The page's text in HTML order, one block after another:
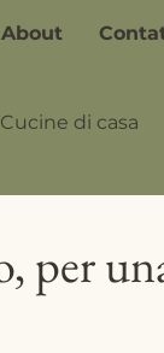
About
Cucine di casa
per